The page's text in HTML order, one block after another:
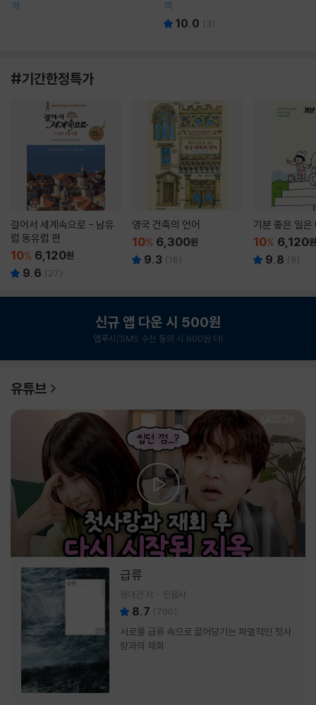
께
책
10.0 ( 3)
#기간한정특가
걸어서 세계속으로 - 남유
럽 동유럽 편
10% 6,120원
9.6 ( 27)
영국 건축의 언어
10% 6,300원
9.3 (16)
기분 좋은 일은
10% 6,120원
9.8 (9)
신규 앱 다운 시 500원
앱푸시/SMS 수신 동의 시 600원 더!
유튜브
급류
정대건 저 민음사
8.7 (700)
서로를 급류 속으로 끌어당기는 파멸적인 첫사
랑과의 재회